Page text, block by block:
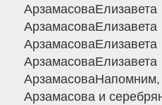
АрзамасоваЕлизавета
АрзамасоваЕлизавета
АрзамасоваЕлизавета
АрзамасоваЕлизавета
АрзамасоваНапомним,
Арзамасова и